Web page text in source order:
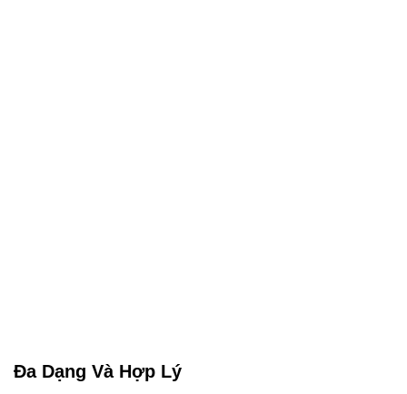
Đa Dạng Và Hợp Lý